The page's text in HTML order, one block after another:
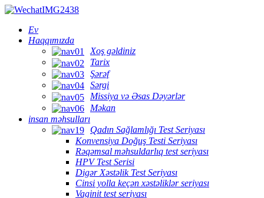
Ev
Haqqımızda
Xoş gəldiniz
Tarix
Şərəf
Sərgi
Missiya və Əsas Dəyərlər
Məkan
insan məhsulları
Qadın Sağlamlığı Test Seriyası
Konvensiya Doğuş Testi Seriyası
Rəqəmsal məhsuldarlıq test seriyası
HPV Test Serisi
Digər Xəstəlik Test Seriyası
Cinsi yolla keçən xəstəliklər seriyası
Vaginit test seriyası